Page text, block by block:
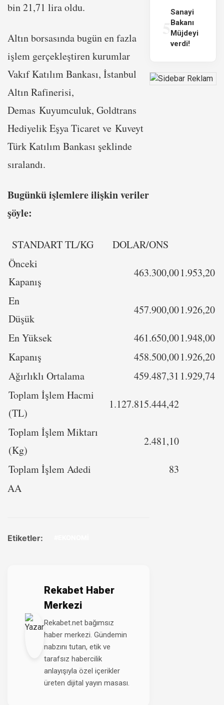
bin 21,71 lira oldu.
Altın borsasında bugün en fazla
işlem gerçekleştiren kurumlar
Vakıf Katılım Bankası, İstanbul
Altın Rafinerisi,
Demas Kuyumculuk, Goldtrans
Hediyelik Eşya Ticaret ve Kuveyt
Türk Katılım Bankası şeklinde
sıralandı.
Bugünkü işlemlere ilişkin veriler
şöyle:
STANDART TL/KG
DOLAR/ONS
Önceki
Kapanış
463.300,001.953,20
En
Düşük
457.900,001.926,20
En Yüksek 461.650,001.948,00
Kapanış
458.500,001.926,20
Ağırlıklı Ortalama
459.487,31 1.929,74
Toplam İşlem Hacmi
(TL)
1.127.815.444,42
Toplam İşlem Miktarı
(Kg)
2.481,10
Toplam İşlem Adedi
83
AA
Etiketler:
Rekabet Haber
Merkezi
Rekabet.net bağımsız
haber merkezi. Gündemin
nabzını tutan, etik ve
tarafsız habercilik
anlayışıyla özel içerikler
üreten dijital yayın masası.
Sanayi
Bakanı
Müjdeyi
verdi!